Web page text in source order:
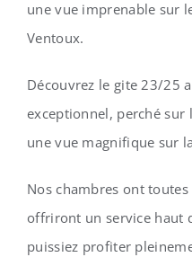
une vue imprenable sur
Ventoux.
Découvrez le gite 23/25
exceptionnel, perché sur
une vue magnifique sur
Nos chambres ont
offriront un service haut
puissiez profiter